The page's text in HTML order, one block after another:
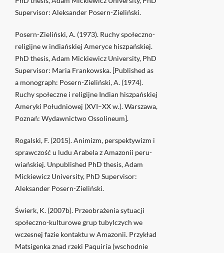
Supervisor: Aleksander Posern-Zieliński.
Posern-Zieliński, A. (1973). Ruchy społeczno-
religijne w indiańskiej Ameryce hiszpańskiej.
PhD thesis, Adam Mickiewicz University, PhD
Supervisor: Maria Frankowska. [Published as
a monograph: Posern-Zieliński, A. (1974).
Ruchy społeczne i religijne Indian hiszpańskiej
Ameryki Południowej (XVI–XX w.). Warszawa,
Poznań: Wydawnictwo Ossolineum].
Rogalski, F. (2015). Animizm, perspektywizm i
sprawczość u ludu Arabela z Amazonii peru-
wiańskiej. Unpublished PhD thesis, Adam
Mickiewicz University, PhD Supervisor:
Aleksander Posern-Zieliński.
Świerk, K. (2007b). Przeobrażenia sytuacji
społeczno-kulturowe grup tubylczych we
wczesnej fazie kontaktu w Amazonii. Przykład
Matsigenka znad rzeki Paquiría (wschodnie